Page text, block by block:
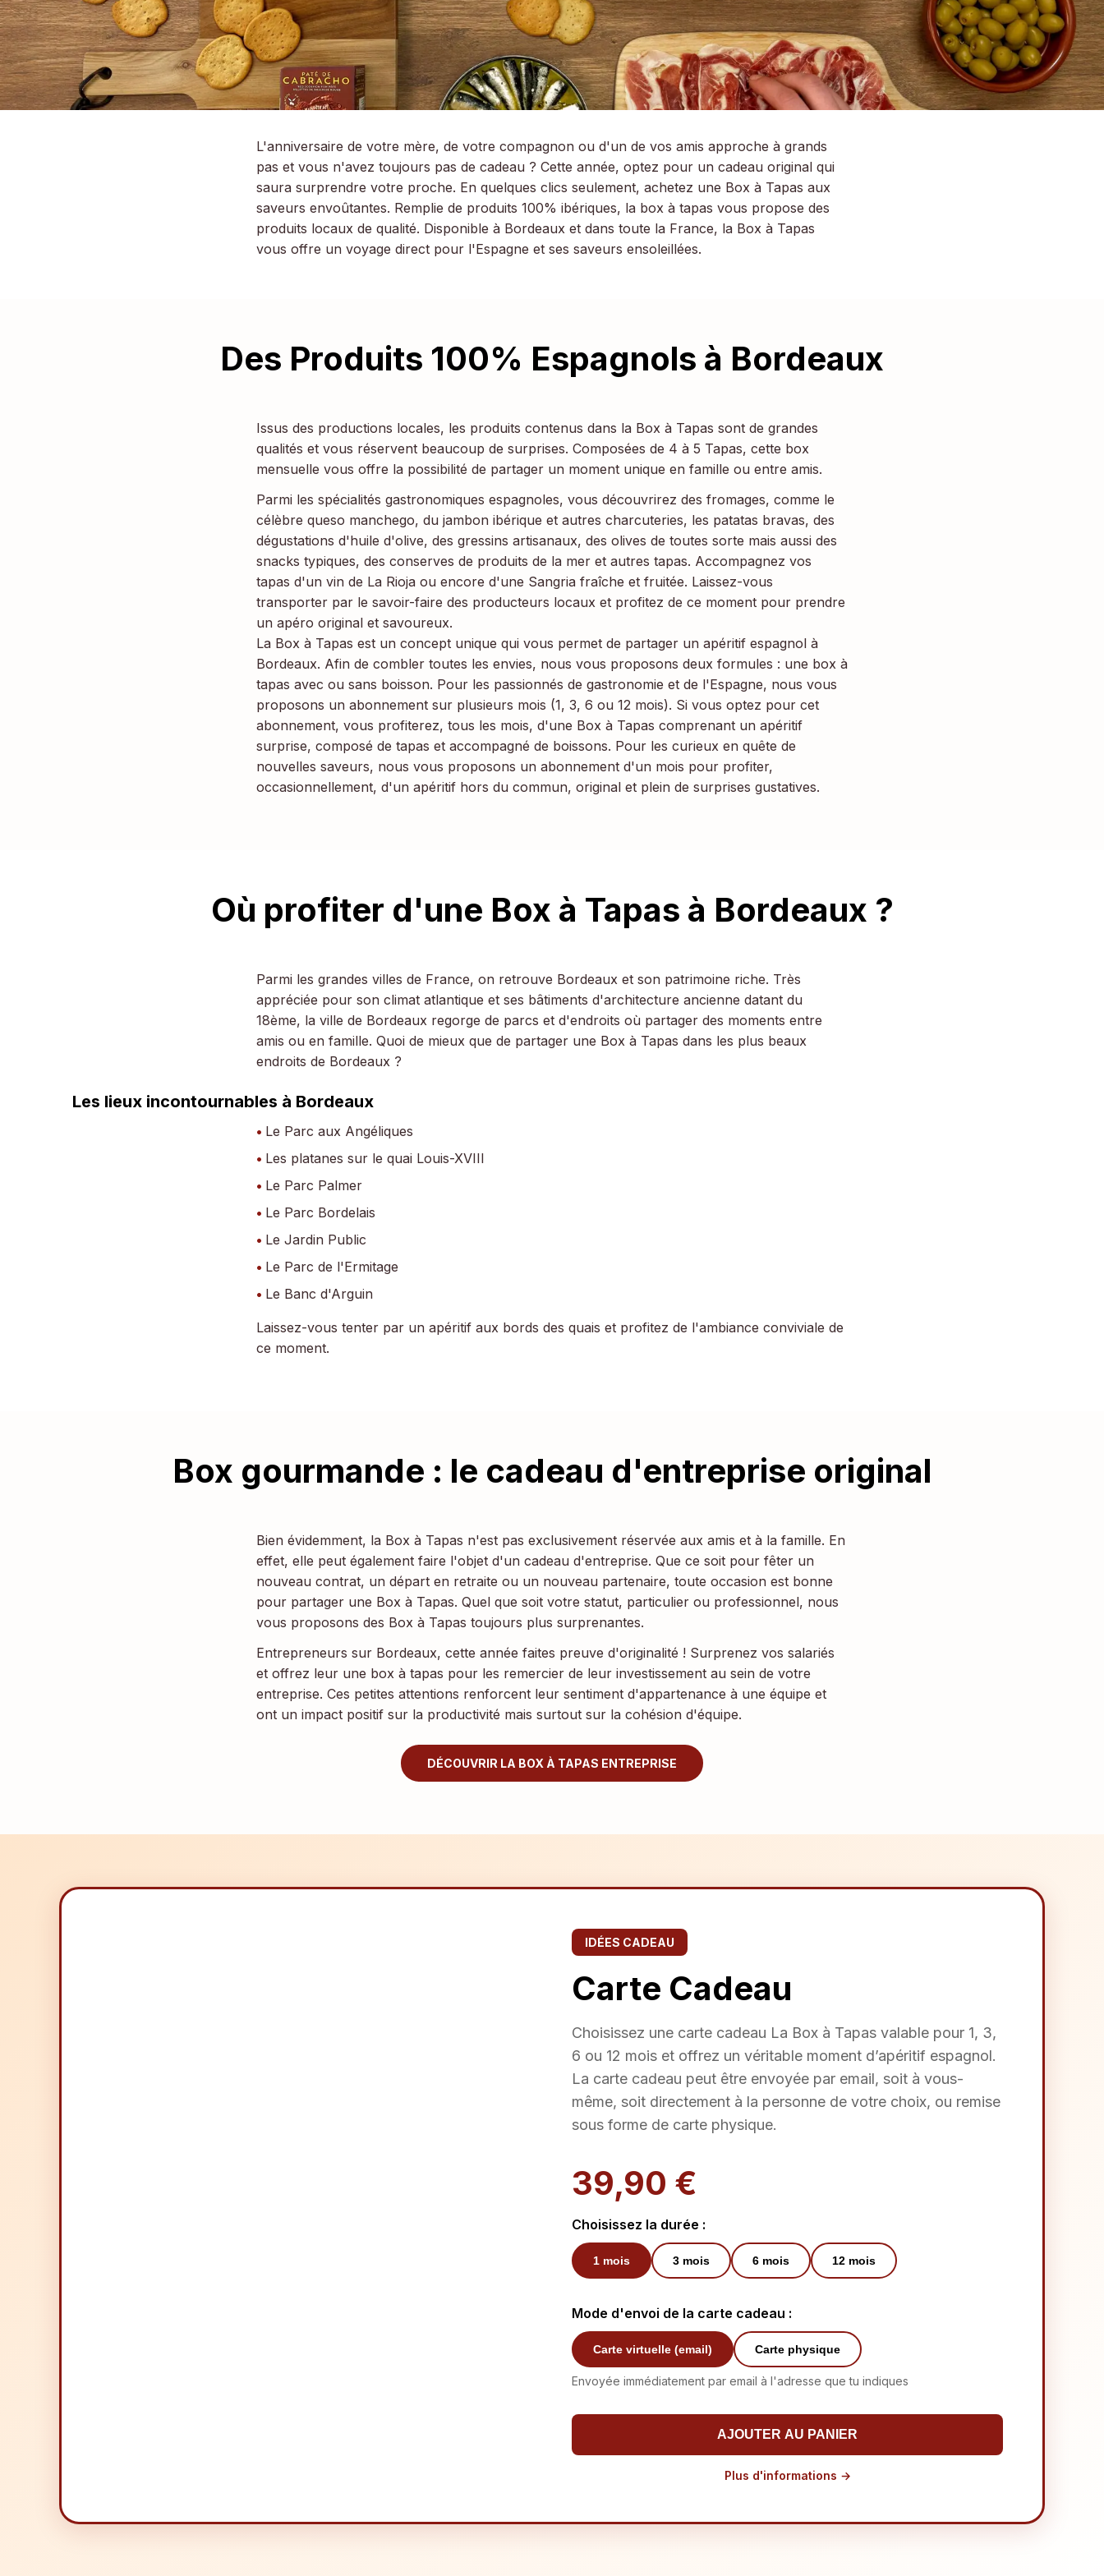
L'anniversaire de votre mère, de votre compagnon ou d'un de vos amis approche à grands
pas et vous n'avez toujours pas de cadeau ? Cette année, optez pour un cadeau original qui
saura surprendre votre proche. En quelques clics seulement, achetez une Box à Tapas aux
saveurs envoûtantes. Remplie de produits 100% ibériques, la box à tapas vous propose des
produits locaux de qualité. Disponible à Bordeaux et dans toute la France, la Box à Tapas
vous offre un voyage direct pour l'Espagne et ses saveurs ensoleillées.
Des Produits 100% Espagnols à Bordeaux
Issus des productions locales, les produits contenus dans la Box à Tapas sont de grandes
qualités et vous réservent beaucoup de surprises. Composées de 4 à 5 Tapas, cette box
mensuelle vous offre la possibilité de partager un moment unique en famille ou entre amis.
Parmi les spécialités gastronomiques espagnoles, vous découvrirez des fromages, comme le
célèbre queso manchego, du jambon ibérique et autres charcuteries, les patatas bravas, des
dégustations d'huile d'olive, des gressins artisanaux, des olives de toutes sorte mais aussi des
snacks typiques, des conserves de produits de la mer et autres tapas. Accompagnez vos
tapas d'un vin de La Rioja ou encore d'une Sangria fraîche et fruitée. Laissez-vous
transporter par le savoir-faire des producteurs locaux et profitez de ce moment pour prendre
un apéro original et savoureux.
La Box à Tapas est un concept unique qui vous permet de partager un apéritif espagnol à
Bordeaux. Afin de combler toutes les envies, nous vous proposons deux formules : une box à
tapas avec ou sans boisson. Pour les passionnés de gastronomie et de l'Espagne, nous vous
proposons un abonnement sur plusieurs mois (1, 3, 6 ou 12 mois). Si vous optez pour cet
abonnement, vous profiterez, tous les mois, d'une Box à Tapas comprenant un apéritif
surprise, composé de tapas et accompagné de boissons. Pour les curieux en quête de
nouvelles saveurs, nous vous proposons un abonnement d'un mois pour profiter,
occasionnellement, d'un apéritif hors du commun, original et plein de surprises gustatives.
Où profiter d'une Box à Tapas à Bordeaux ?
Parmi les grandes villes de France, on retrouve Bordeaux et son patrimoine riche. Très
appréciée pour son climat atlantique et ses bâtiments d'architecture ancienne datant du
18ème, la ville de Bordeaux regorge de parcs et d'endroits où partager des moments entre
amis ou en famille. Quoi de mieux que de partager une Box à Tapas dans les plus beaux
endroits de Bordeaux ?
Les lieux incontournables à Bordeaux
Le Parc aux Angéliques
Les platanes sur le quai Louis-XVIII
Le Parc Palmer
Le Parc Bordelais
Le Jardin Public
Le Parc de l'Ermitage
Le Banc d'Arguin
Laissez-vous tenter par un apéritif aux bords des quais et profitez de l'ambiance conviviale de
ce moment.
Box gourmande : le cadeau d'entreprise original
Bien évidemment, la Box à Tapas n'est pas exclusivement réservée aux amis et à la famille. En
effet, elle peut également faire l'objet d'un cadeau d'entreprise. Que ce soit pour fêter un
nouveau contrat, un départ en retraite ou un nouveau partenaire, toute occasion est bonne
pour partager une Box à Tapas. Quel que soit votre statut, particulier ou professionnel, nous
vous proposons des Box à Tapas toujours plus surprenantes.
Entrepreneurs sur Bordeaux, cette année faites preuve d'originalité ! Surprenez vos salariés
et offrez leur une box à tapas pour les remercier de leur investissement au sein de votre
entreprise. Ces petites attentions renforcent leur sentiment d'appartenance à une équipe et
ont un impact positif sur la productivité mais surtout sur la cohésion d'équipe.
DÉCOUVRIR LA BOX À TAPAS ENTREPRISE
IDÉES CADEAU
Carte Cadeau
Choisissez une carte cadeau La Box à Tapas valable pour 1, 3,
6 ou 12 mois et offrez un véritable moment d’apéritif espagnol.
La carte cadeau peut être envoyée par email, soit à vous-
même, soit directement à la personne de votre choix, ou remise
sous forme de carte physique.
39,90 €
Choisissez la durée :
1 mois 3 mois 6 mois 12 mois
Mode d'envoi de la carte cadeau :
Carte virtuelle (email) Carte physique
Envoyée immédiatement par email à l'adresse que tu indiques
AJOUTER AU PANIER
Plus d'informations →